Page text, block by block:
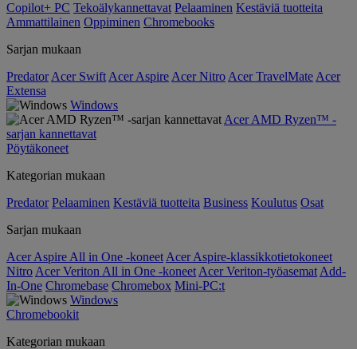
Copilot+ PC Tekoälykannettavat Pelaaminen Kestäviä tuotteita
Ammattilainen Oppiminen Chromebooks
Sarjan mukaan
Predator Acer Swift Acer Aspire Acer Nitro Acer TravelMate Acer
Extensa
Windows
Acer AMD Ryzen™ -
sarjan kannettavat
Pöytäkoneet
Kategorian mukaan
Predator Pelaaminen Kestäviä tuotteita Business Koulutus Osat
Sarjan mukaan
Acer Aspire All in One -koneet Acer Aspire-klassikkotietokoneet
Nitro Acer Veriton All in One -koneet Acer Veriton-työasemat Add-
In-One Chromebase Chromebox Mini-PC:t
Windows
Chromebookit
Kategorian mukaan